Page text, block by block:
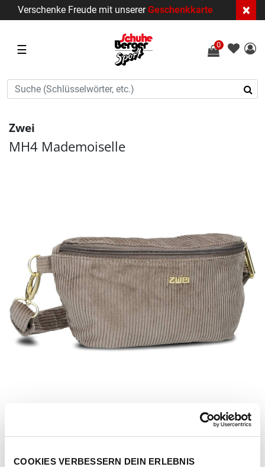
COOKIES VERBESSERN DEIN ERLEBNIS
Verschenke Freude mit unsererGeschenkkarte ×
☰ 0
Zwei
MH4 Mademoiselle